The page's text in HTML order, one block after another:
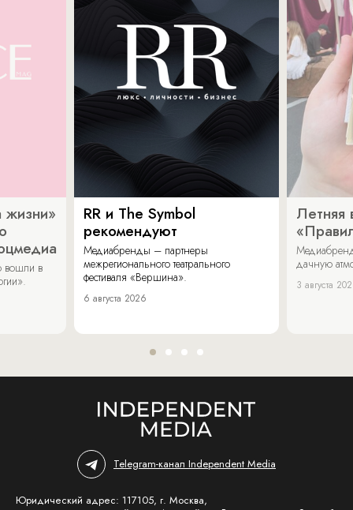
жизни»
вошли в
RR и The Symbol
рекомендуют
Медиабренды – партнеры
межрегионального театрального
фестиваля «Вершина».
6 августа 2026
Летняя
дачную
3 августа
Telegram-канал Independent Media
Юридический адрес: 117105, г. Москва,